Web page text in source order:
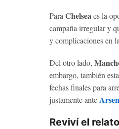
ParaChelseaes la
campaña irregular y
y complicaciones en
Del otro lado,
embargo, también
fechas finales para
justamente ante
Reviví el